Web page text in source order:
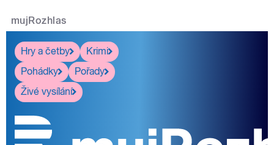
mujRozhlas
Hry a četby
Krimi
Pohádky
Pořady
Živé vysílání